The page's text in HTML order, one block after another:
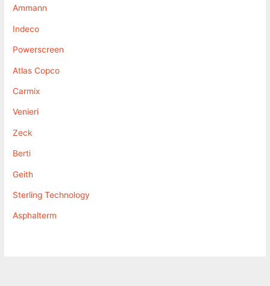
Ammann
Indeco
Powerscreen
Atlas Copco
Carmix
Venieri
Zeck
Berti
Geith
Sterling Technology
Asphalterm